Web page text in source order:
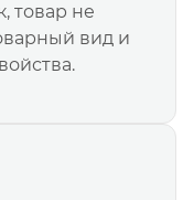
товар не
вид и